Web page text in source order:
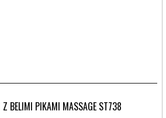
Z BELIMI PIKAMI MASSAGE ST738